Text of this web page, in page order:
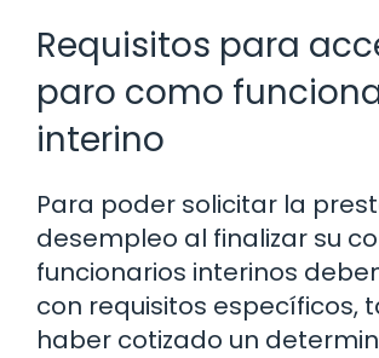
Requisitos para
paro como
interino
Para poder solicitar la
desempleo al finalizar su
funcionarios interinos
con requisitos específicos,
haber cotizado un